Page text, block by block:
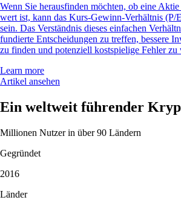
Wenn Sie herausfinden möchten, ob eine
wert ist, kann das Kurs-Gewinn-Verhältnis (P/
sein. Das Verständnis dieses einfachen
fundierte Entscheidungen zu treffen, bessere
zu finden und potenziell kostspielige Fehler zu
Learn more
Artikel ansehen
Ein weltweit führender
Millionen Nutzer in über 90 Ländern
Gegründet
2016
Länder